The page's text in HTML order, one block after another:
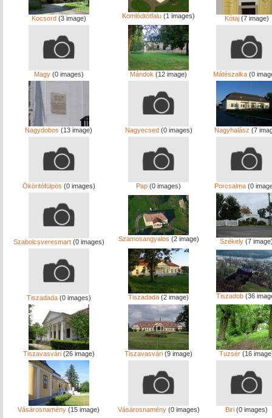
Kocsord(3 image) Komlódtótfalu (1 images) Kótaj(7 image)
Magy(0 images) Mándok (12 image) Mátészalka(0
Nagydobos (13 image) Nagyecsed(0 images) Nagyhalász (7
Ököritófülpös (0 images) Pap (0 images) Porcsalma(0
Szabolcsveresmart(0 images) Szamosangyalos (2 image) Székely (7
Tiszadada(0 images) Tiszadada (2 image) Tiszadob (36
Tiszavasvári(26 image) Tiszavasvári (9 image) Tuzsér (16
Vásárosnamény (15 image) Vásárosnamény(0 images) Biri (0 images)